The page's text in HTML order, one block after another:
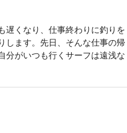
遅くなり、仕事終わりに釣りを
します。先日、そんな仕事の帰
分がいつも行くサーフは遠浅な